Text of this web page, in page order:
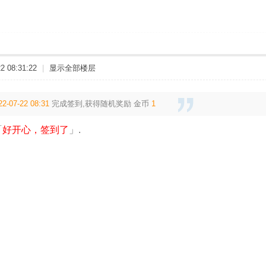
08:31:22 显示全部楼层
07-22 08:31 完成签到,获得随机奖励 金币 1
好开心，签到了 」.